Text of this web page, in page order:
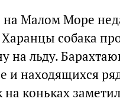
на Малом Море
собака
на льду.
и находящихся
на коньках